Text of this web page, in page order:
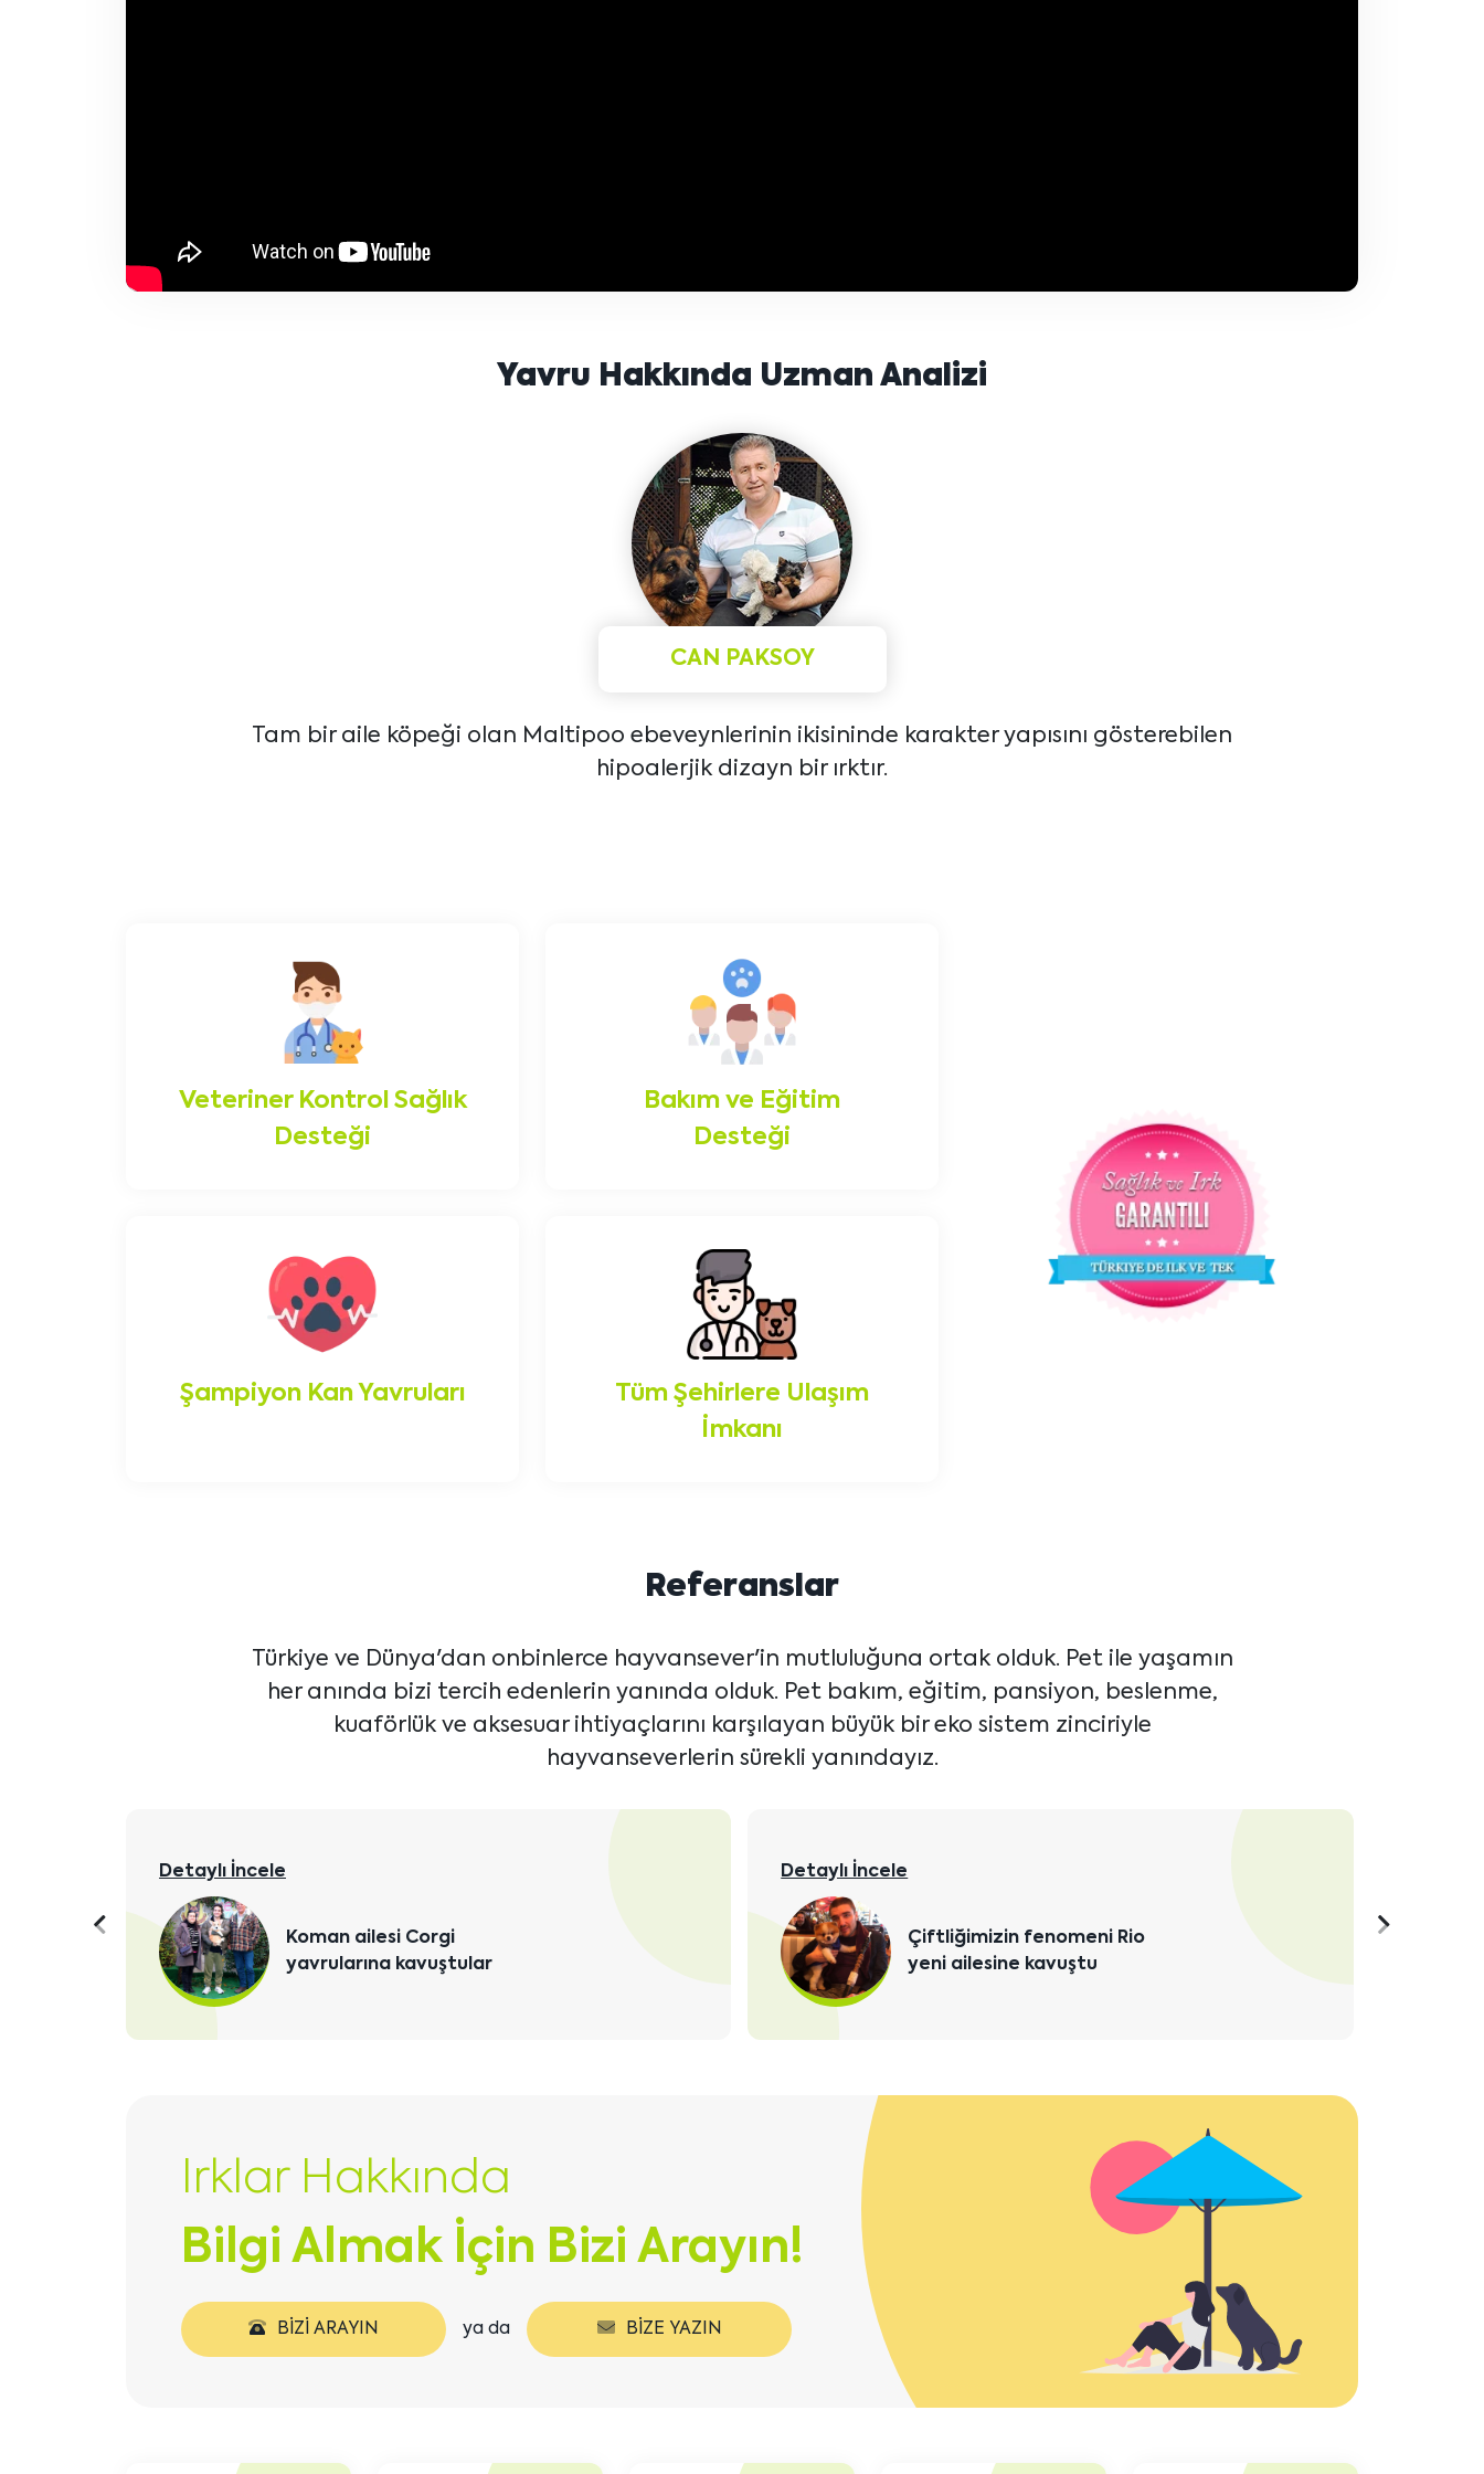
Yavru Hakkında Uzman Analizi
CAN PAKSOY
Tam bir aile köpeği olan Maltipoo ebeveynlerinin ikisininde karakter yapısını gösterebilen
hipoalerjik dizayn bir ırktır.
Veteriner Kontrol Sağlık
Desteği
Bakım ve Eğitim
Desteği
Şampiyon Kan Yavruları
Tüm Şehirlere Ulaşım
İmkanı
Referanslar
Türkiye ve Dünya'dan onbinlerce hayvansever'in mutluluğuna ortak olduk. Pet ile yaşamın
her anında bizi tercih edenlerin yanında olduk. Pet bakım, eğitim, pansiyon, beslenme,
kuaförlük ve aksesuar ihtiyaçlarını karşılayan büyük bir eko sistem zinciriyle
hayvanseverlerin sürekli yanındayız.
Detaylı İncele
Koman ailesi Corgi
yavrularına kavuştular
Detaylı İncele
Çiftliğimizin fenomeni Rio
yeni ailesine kavuştu
Önceki
içeriği
Irklar Hakkında
Bilgi Almak İçin Bizi Arayın!
BIZI ARAYIN ya da BIZE YAZIN